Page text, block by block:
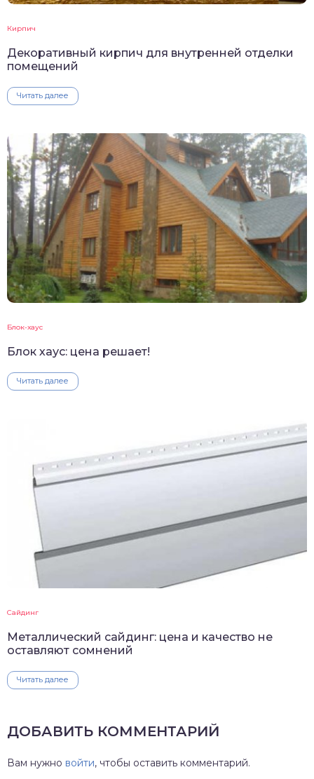
Кирпич
Декоративный кирпич для внутренней отделки
помещений
Читать далее
Блок-хаус
Блок хаус: цена решает!
Читать далее
Сайдинг
Металлический сайдинг: цена и качество не
оставляют сомнений
Читать далее
ДОБАВИТЬ КОММЕНТАРИЙ
Вам нужно войти, чтобы оставить комментарий.